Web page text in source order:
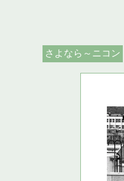
さよなら～ニコン